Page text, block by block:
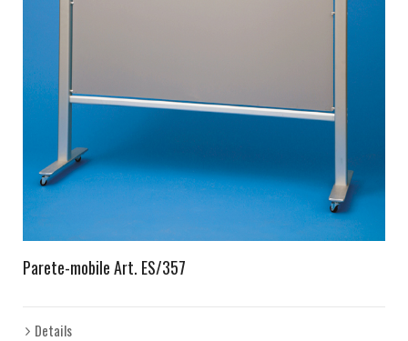
Parete-mobile Art. ES/357
Details